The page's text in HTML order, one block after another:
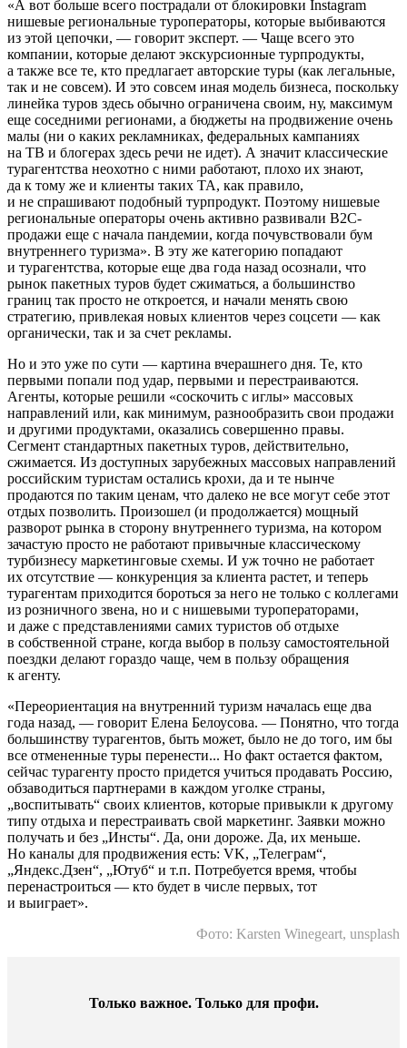
«А вот больше всего пострадали от блокировки Instagram
нишевые региональные туроператоры, которые выбиваются
из этой цепочки, — говорит эксперт. — Чаще всего это
компании, которые делают экскурсионные турпродукты,
а также все те, кто предлагает авторские туры (как легальные,
так и не совсем). И это совсем иная модель бизнеса, поскольку
линейка туров здесь обычно ограничена своим, ну, максимум
еще соседними регионами, а бюджеты на продвижение очень
малы (ни о каких рекламниках, федеральных кампаниях
на ТВ и блогерах здесь речи не идет). А значит классические
турагентства неохотно с ними работают, плохо их знают,
да к тому же и клиенты таких ТА, как правило,
и не спрашивают подобный турпродукт. Поэтому нишевые
региональные операторы очень активно развивали В2С-
продажи еще с начала пандемии, когда почувствовали бум
внутреннего туризма». В эту же категорию попадают
и турагентства, которые еще два года назад осознали, что
рынок пакетных туров будет сжиматься, а большинство
границ так просто не откроется, и начали менять свою
стратегию, привлекая новых клиентов через соцсети — как
органически, так и за счет рекламы.
Но и это уже по сути — картина вчерашнего дня. Те, кто
первыми попали под удар, первыми и перестраиваются.
Агенты, которые решили «соскочить с иглы» массовых
направлений или, как минимум, разнообразить свои продажи
и другими продуктами, оказались совершенно правы.
Сегмент стандартных пакетных туров, действительно,
сжимается. Из доступных зарубежных массовых направлений
российским туристам остались крохи, да и те нынче
продаются по таким ценам, что далеко не все могут себе этот
отдых позволить. Произошел (и продолжается) мощный
разворот рынка в сторону внутреннего туризма, на котором
зачастую просто не работают привычные классическому
турбизнесу маркетинговые схемы. И уж точно не работает
их отсутствие — конкуренция за клиента растет, и теперь
турагентам приходится бороться за него не только с коллегами
из розничного звена, но и с нишевыми туроператорами,
и даже с представлениями самих туристов об отдыхе
в собственной стране, когда выбор в пользу самостоятельной
поездки делают гораздо чаще, чем в пользу обращения
к агенту.
«Переориентация на внутренний туризм началась еще два
года назад, — говорит Елена Белоусова. — Понятно, что тогда
большинству турагентов, быть может, было не до того, им бы
все отмененные туры перенести... Но факт остается фактом,
сейчас турагенту просто придется учиться продавать Россию,
обзаводиться партнерами в каждом уголке страны,
„воспитывать“ своих клиентов, которые привыкли к другому
типу отдыха и перестраивать свой маркетинг. Заявки можно
получать и без „Инсты“. Да, они дороже. Да, их меньше.
Но каналы для продвижения есть: VK, „Телеграм“,
„Яндекс.Дзен“, „Ютуб“ и т.п. Потребуется время, чтобы
перенастроиться — кто будет в числе первых, тот
и выиграет».
Фото: Karsten Winegeart, unsplash
Только важное. Только для профи.​